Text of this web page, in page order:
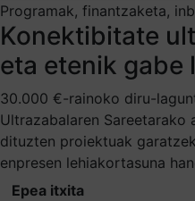
Programak, finantzaketa,
Konektibitate
eta etenik gabe
30.000 €-rainoko diru-
Ultrazabalaren Sareetarako
dituzten proiektuak
enpresen lehiakortasuna
Epea itxita